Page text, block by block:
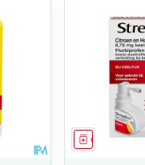
Geneesmiddel